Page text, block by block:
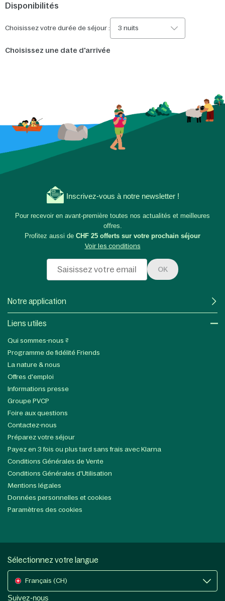
Disponibilités
Choisissez votre durée de séjour : 3 nuits
Choisissez une date d'arrivée
Inscrivez-vous à notre newsletter !
Pour recevoir en avant-première toutes nos actualités et meilleures
offres.
Profitez aussi de CHF 25 offerts sur votre prochain séjour
Voir les conditions
OK
Notre application
Liens utiles​
Qui sommes-nous ?
Programme de fidélité Friends
La nature & nous
Offres d'emploi
Informations presse
Groupe PVCP
Foire aux questions
Contactez-nous
Préparez votre séjour
Payez en 3 fois ou plus tard sans frais avec Klarna
Conditions Générales de Vente
Conditions Générales d'Utilisation
Mentions légales
Données personnelles et cookies
Paramètres des cookies
Sélectionnez votre langue
Français (CH)
Suivez-nous